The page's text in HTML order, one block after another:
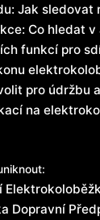
Jak sledovat
Co hledat v
funkcí pro
pro údržbu
na
Dopravní